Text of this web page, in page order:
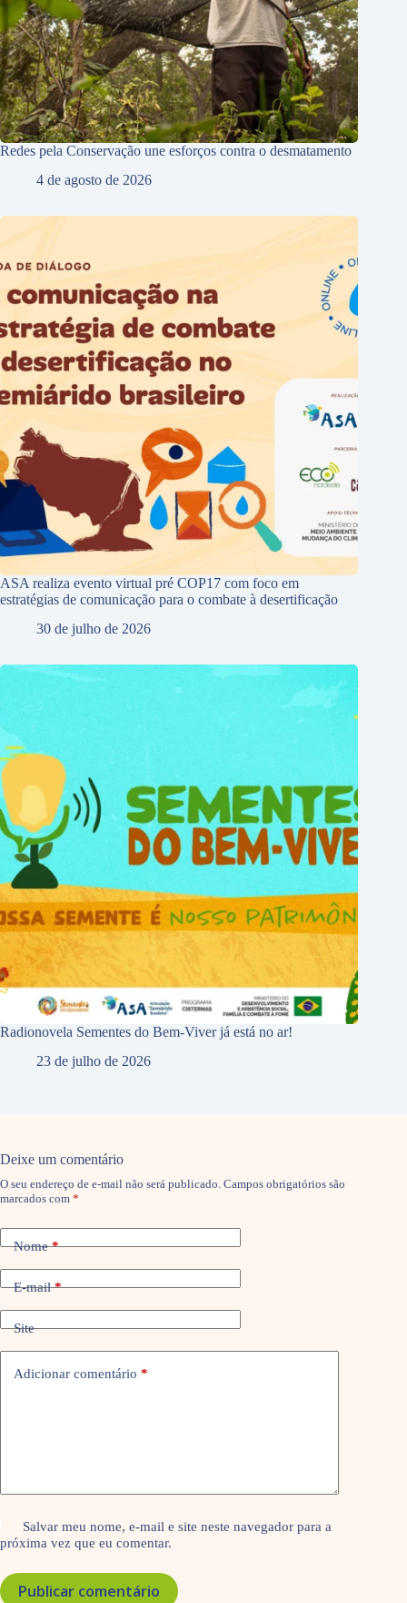
Redes pela Conservação une esforços contra o desmatamento
4 de agosto de 2026
ASA realiza evento virtual pré COP17 com foco em
estratégias de comunicação para o combate à desertificação
30 de julho de 2026
Radionovela Sementes do Bem-Viver já está no ar!
23 de julho de 2026
Deixe um comentário
O seu endereço de e-mail não será publicado. Campos obrigatórios são
marcados com *
Nome*
E-mail*
Site
Adicionar comentário *
Salvar meu nome, e-mail e site neste navegador para a
próxima vez que eu comentar.
Publicar comentário